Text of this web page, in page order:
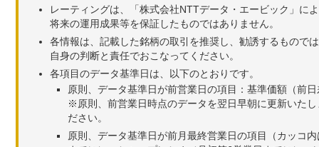
レーティングは、「株式会社NTTデータ・エービック」に
将来の運用成果等を保証したものではありません。
各情報は、記載した銘柄の取引を推奨し、勧誘するもので
自身の判断と責任でおこなってください。
各項目のデータ基準日は、以下のとおりです。
原則、データ基準日が前営業日の項目：基準価額（前
※原則、前営業日時点のデータを翌日早朝に更新いた
ださい。
原則、データ基準日が前月最終営業日の項目（カッコ